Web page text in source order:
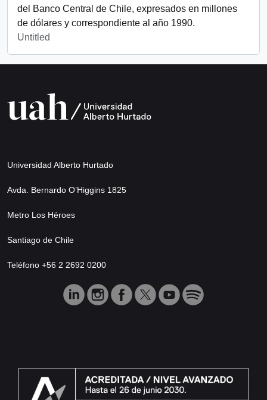
del Banco Central de Chile, expresados en millones
de dólares y correspondiente al año 1990.
Untitled
Universidad Alberto Hurtado
Avda. Bernardo O’Higgins 1825
Metro Los Héroes
Santiago de Chile
Teléfono +56 2 2692 0200